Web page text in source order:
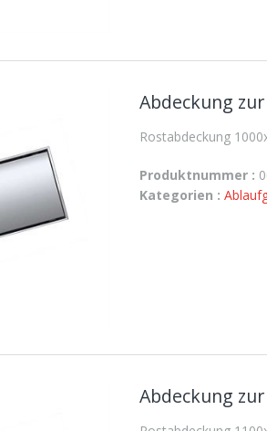
Abdeckung zur
Rostabdeckung
Produktnummer :
Kategorien :
Abdeckung zur